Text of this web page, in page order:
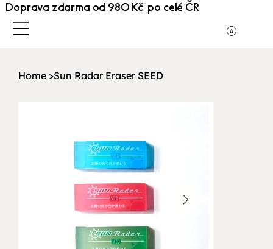
Doprava zdarma od 980 Kč po celé ČR
Home >Sun Radar Eraser SEED